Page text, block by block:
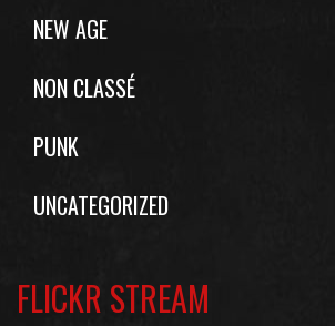
NEW AGE
NON CLASSÉ
PUNK
UNCATEGORIZED
FLICKR STREAM